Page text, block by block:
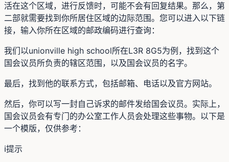
活在这个区域，进行反馈时，可能不会有回复结果。那么，第
二部就需要找到你所居住区域的边际范围。您可以进入以下链
接，输入你所在区域的邮政编码进行查询：
我们以unionville high school所在L3R 8G5为例，找到这个
国会议员所负责的辖区范围，以及国会议员的名字。
最后，找到他的联系方式，包括邮箱、电话以及官方网站。
然后，你可以写一封自己诉求的邮件发给国会议员。实际上，
国会议员会有专门的办公室工作人员会处理这些事物。以下是
一个模版，仅供参考：
ℹ️提示